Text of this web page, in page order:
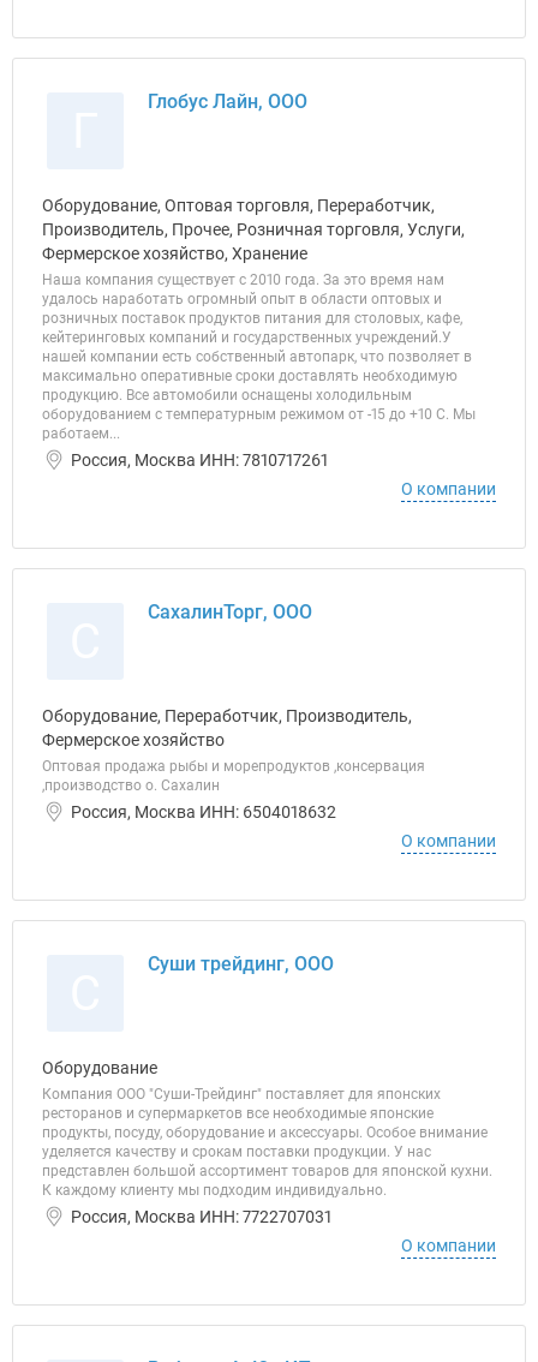
Глобус Лайн, ООО
Оборудование, Оптовая торговля, Переработчик,
Производитель, Прочее, Розничная торговля, Услуги,
Фермерское хозяйство, Хранение
Наша компания существует с 2010 года. За это время нам
удалось наработать огромный опыт в области оптовых и
розничных поставок продуктов питания для столовых, кафе,
кейтеринговых компаний и государственных учреждений.У
нашей компании есть собственный автопарк, что позволяет в
максимально оперативные сроки доставлять необходимую
продукцию. Все автомобили оснащены холодильным
оборудованием с температурным режимом от -15 до +10 C. Мы
работаем...
Россия, Москва ИНН: 7810717261
О компании
СахалинТорг, ООО
Оборудование, Переработчик, Производитель,
Фермерское хозяйство
Оптовая продажа рыбы и морепродуктов ,консервация
,производство о. Сахалин
Россия, Москва ИНН: 6504018632
О компании
Суши трейдинг, ООО
Оборудование
Компания ООО "Суши-Трейдинг" поставляет для японских
ресторанов и супермаркетов все необходимые японские
продукты, посуду, оборудование и аксессуары. Особое внимание
уделяется качеству и срокам поставки продукции. У нас
представлен большой ассортимент товаров для японской кухни.
К каждому клиенту мы подходим индивидуально.
Россия, Москва ИНН: 7722707031
О компании